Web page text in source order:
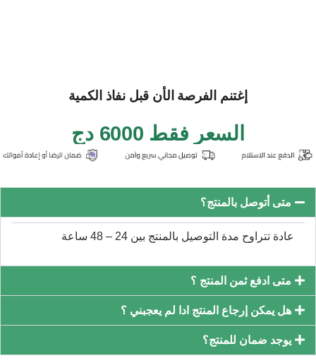
إغتنم الفرصة الأن قبل نفاذ الكمية
السعر فقط 6000 دج
متى أتوصل بالمنتج؟
عادة تتراوح مدة التوصيل بالمنتج بين 24 – 48 ساعة
متى ادفع ثمن المنتج ؟
هل يمكن إرجاع المنتج ادا لم يعجبني ؟
يوجد ضمان للمنتج؟